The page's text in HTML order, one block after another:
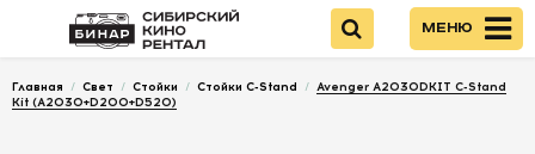
Войти
Меню
Главная / Свет / Стойки / Стойки C-Stand / Avenger A2030DKIT C-Stand
Kit (A2030+D200+D520)